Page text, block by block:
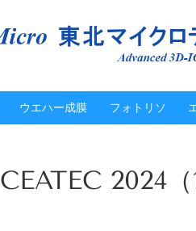
ウエハー成膜 フォトリソ
CEATEC 2024